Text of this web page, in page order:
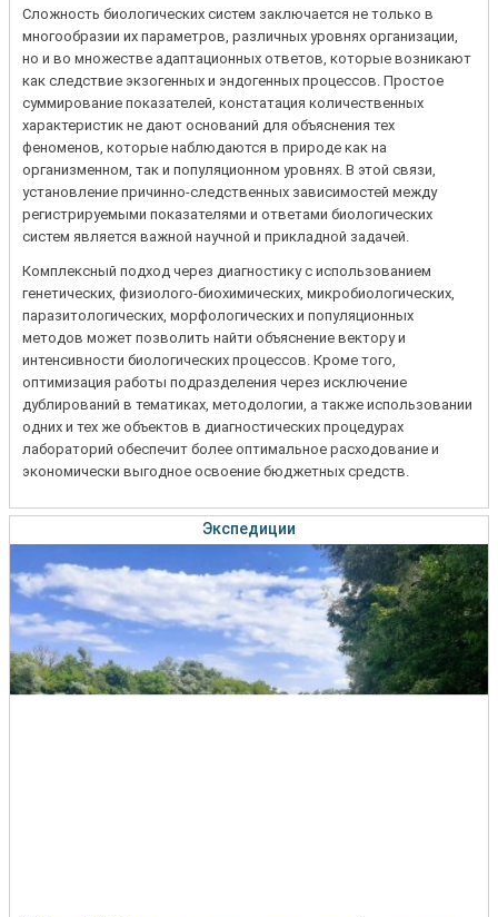
Сложность биологических систем заключается не только в
многообразии их параметров, различных уровнях организации,
но и во множестве адаптационных ответов, которые возникают
как следствие экзогенных и эндогенных процессов. Простое
суммирование показателей, констатация количественных
характеристик не дают оснований для объяснения тех
феноменов, которые наблюдаются в природе как на
организменном, так и популяционном уровнях. В этой связи,
установление причинно-следственных зависимостей между
регистрируемыми показателями и ответами биологических
систем является важной научной и прикладной задачей.
Комплексный подход через диагностику с использованием
генетических, физиолого-биохимических, микробиологических,
паразитологических, морфологических и популяционных
методов может позволить найти объяснение вектору и
интенсивности биологических процессов. Кроме того,
оптимизация работы подразделения через исключение
дублирований в тематиках, методологии, а также использовании
одних и тех же объектов в диагностических процедурах
лабораторий обеспечит более оптимальное расходование и
экономически выгодное освоение бюджетных средств.
Экспедиции